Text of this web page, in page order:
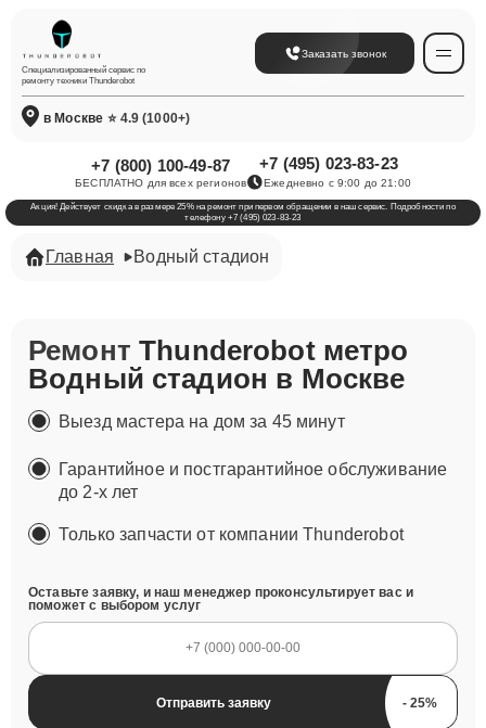
Специализированный сервис по
ремонту техники Thunderobot
Заказать звонок
в Москве ⭐ 4.9 (1000+)
+7 (800) 100-49-87
БЕСПЛАТНО для всех регионов
+7 (495) 023-83-23
Ежедневно с 9:00 до 21:00
Акция! Действует скидка в размере 25% на ремонт при первом обращении в наш сервис. Подробности по
телефону +7 (495) 023-83-23
Главная Водный стадион
РемонтThunderobot метро
Водный стадион в Москве
Выезд мастера на дом за 45 минут
Гарантийное и постгарантийное обслуживание
до 2-х лет
Только запчасти от компании Thunderobot
Оставьте заявку, и наш менеджер проконсультирует вас и
поможет с выбором услуг
Отправить заявку